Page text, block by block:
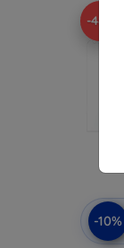
-48%
-10%